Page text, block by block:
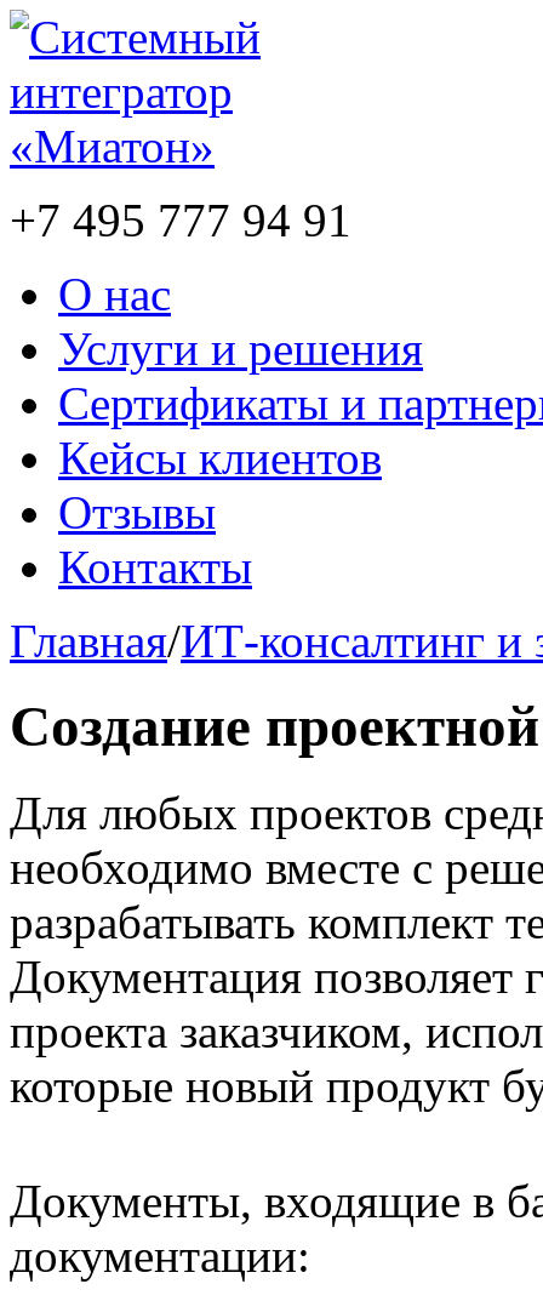
+7 495 777 94 91
О нас
Услуги и решения
Сертификаты и
Кейсы клиентов
Отзывы
Контакты
Главная/ИТ-консалтинг и
Создание
Для любых проектов
необходимо вместе с
разрабатывать комплект
Документация позволяет
проекта заказчиком,
которые новый продукт
Документы, входящие в
документации: